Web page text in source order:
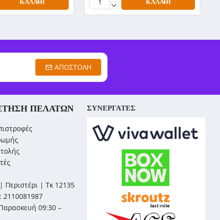
ΚΑΛΆΘΙ ΚΑΛΆΘΙ
ΑΠΟΣΤΟΛΉ
ΠΕΛΑΤΏΝ
Περιστέρι | Τκ 12135
2110081987
09:30 –
ΣΥΝΕΡΓΑΤΕΣ